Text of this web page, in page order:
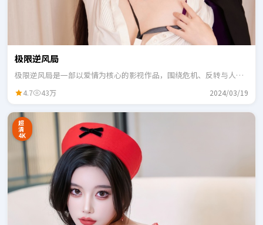
极限逆风局
极限逆风局是一部以爱情为核心的影视作品，围绕危机、反转与人物
4.7 43万 2024/03/19
超
清
4K